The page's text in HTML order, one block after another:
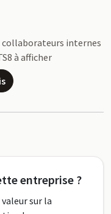
collaborateurs internes
à afficher
entreprise ?
sur la